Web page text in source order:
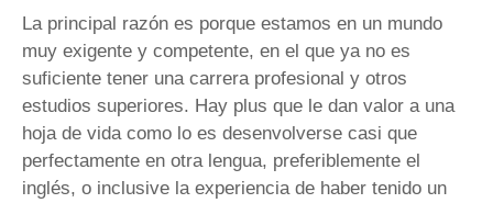
La principal razón es porque estamos en un mundo
muy exigente y competente, en el que ya no es
suficiente tener una carrera profesional y otros
estudios superiores. Hay plus que le dan valor a una
hoja de vida como lo es desenvolverse casi que
perfectamente en otra lengua, preferiblemente el
inglés, o inclusive la experiencia de haber tenido un